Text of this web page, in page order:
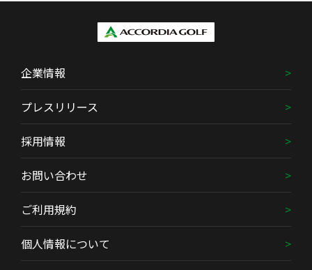
企業情報
プレスリリース
採用情報
お問い合わせ
ご利用規約
個人情報について